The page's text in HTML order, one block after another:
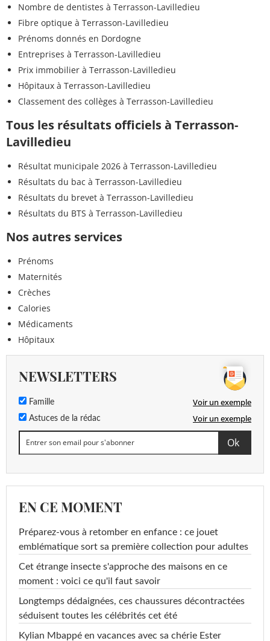
Nombre de dentistes à Terrasson-Lavilledieu
Fibre optique à Terrasson-Lavilledieu
Prénoms donnés en Dordogne
Entreprises à Terrasson-Lavilledieu
Prix immobilier à Terrasson-Lavilledieu
Hôpitaux à Terrasson-Lavilledieu
Classement des collèges à Terrasson-Lavilledieu
Tous les résultats officiels à Terrasson-
Lavilledieu
Résultat municipale 2026 à Terrasson-Lavilledieu
Résultats du bac à Terrasson-Lavilledieu
Résultats du brevet à Terrasson-Lavilledieu
Résultats du BTS à Terrasson-Lavilledieu
Nos autres services
Prénoms
Maternités
Crèches
Calories
Médicaments
Hôpitaux
NEWSLETTERS
Famille Voir un exemple
Astuces de la rédac Voir un exemple
EN CE MOMENT
Préparez-vous à retomber en enfance : ce jouet
emblématique sort sa première collection pour adultes
Cet étrange insecte s'approche des maisons en ce
moment : voici ce qu'il faut savoir
Longtemps dédaignées, ces chaussures décontractées
séduisent toutes les célébrités cet été
Kylian Mbappé en vacances avec sa chérie Ester